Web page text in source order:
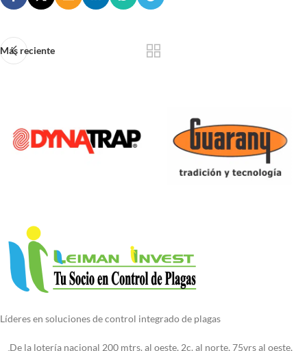
Más reciente
Líderes en soluciones de control integrado de plagas
De la lotería nacional 200 mtrs. al oeste, 2c. al norte, 75vrs al oeste,